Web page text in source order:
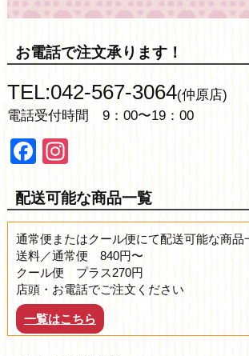
お電話で注文承ります！
TEL:042-567-3064(仲原店)
電話受付時間 9：00〜19：00
Facebook
配送可能な商品一覧
通常便またはクール便にて配送可能な商品
送料／通常便 840円〜
クール便 プラス270円
店頭・お電話でご注文ください
一覧はこちら